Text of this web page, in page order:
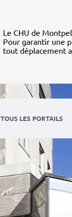
Le CHU de
Pour garantir une
tout déplacement
TOUS LES PORTAILS